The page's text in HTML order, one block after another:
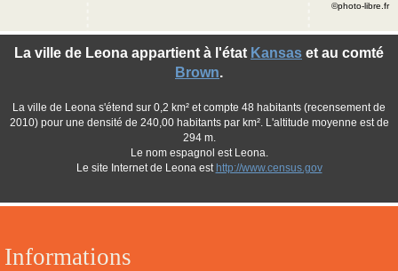
Informations
La ville de Leona appartient à l'état Kansas et au comté
Brown.
La ville de Leona s'étend sur 0,2 km² et compte 48 habitants (recensement de
2010) pour une densité de 240,00 habitants par km². L'altitude moyenne est de
294 m.
Le nom espagnol est Leona.
Le site Internet de Leona est http://www.census.gov
©photo-libre.fr